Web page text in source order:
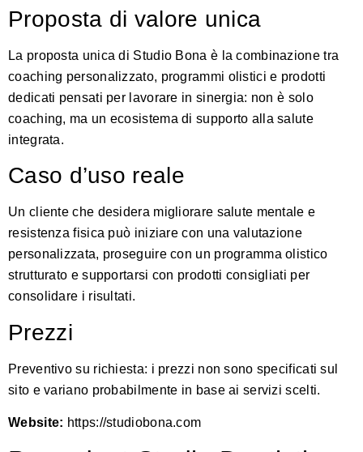
Proposta di valore unica
La proposta unica di Studio Bona è la combinazione tra
coaching personalizzato, programmi olistici e prodotti
dedicati pensati per lavorare in sinergia: non è solo
coaching, ma un ecosistema di supporto alla salute
integrata.
Caso d’uso reale
Un cliente che desidera migliorare salute mentale e
resistenza fisica può iniziare con una valutazione
personalizzata, proseguire con un programma olistico
strutturato e supportarsi con prodotti consigliati per
consolidare i risultati.
Prezzi
Preventivo su richiesta: i prezzi non sono specificati sul
sito e variano probabilmente in base ai servizi scelti.
Website: https://studiobona.com